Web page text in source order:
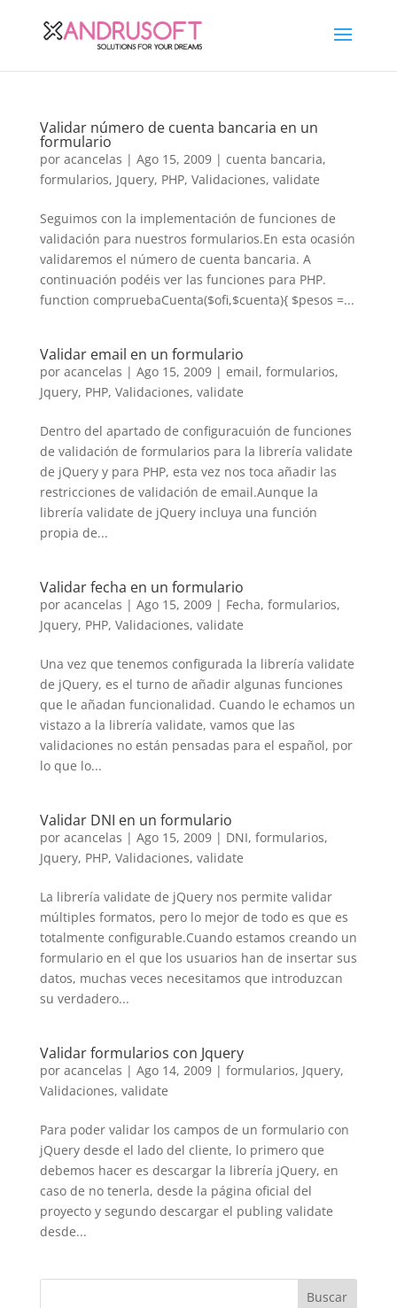
Validar número de cuenta bancaria en un
formulario
por acancelas | Ago 15, 2009| cuenta bancaria,
formularios, Jquery, PHP, Validaciones, validate
Seguimos con la implementación de funciones de
validación para nuestros formularios.En esta ocasión
validaremos el número de cuenta bancaria. A
continuación podéis ver las funciones para PHP.
function compruebaCuenta($ofi,$cuenta){ $pesos =...
Validar email en un formulario
por acancelas | Ago 15, 2009| email, formularios,
Jquery, PHP, Validaciones, validate
Dentro del apartado de configuracuión de funciones
de validación de formularios para la librería validate
de jQuery y para PHP, esta vez nos toca añadir las
restricciones de validación de email.Aunque la
librería validate de jQuery incluya una función
propia de...
Validar fecha en un formulario
por acancelas | Ago 15, 2009| Fecha, formularios,
Jquery, PHP, Validaciones, validate
Una vez que tenemos configurada la librería validate
de jQuery, es el turno de añadir algunas funciones
que le añadan funcionalidad. Cuando le echamos un
vistazo a la librería validate, vamos que las
validaciones no están pensadas para el español, por
lo que lo...
Validar DNI en un formulario
por acancelas | Ago 15, 2009| DNI, formularios,
Jquery, PHP, Validaciones, validate
La librería validate de jQuery nos permite validar
múltiples formatos, pero lo mejor de todo es que es
totalmente configurable.Cuando estamos creando un
formulario en el que los usuarios han de insertar sus
datos, muchas veces necesitamos que introduzcan
su verdadero...
Validar formularios con Jquery
por acancelas | Ago 14, 2009| formularios, Jquery,
Validaciones, validate
Para poder validar los campos de un formulario con
jQuery desde el lado del cliente, lo primero que
debemos hacer es descargar la librería jQuery, en
caso de no tenerla, desde la página oficial del
proyecto y segundo descargar el publing validate
desde...